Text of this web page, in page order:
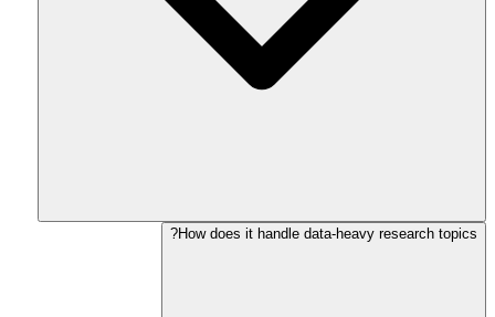
How does it handle data-heavy research topics?